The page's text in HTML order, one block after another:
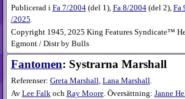
Publicerad i Fa7​/2004(del 1), Fa8​/2004(del 2), Fa
/2025.
Copyright 1945, 2025 King Features Syndicate™
Egmont / Distr by Bulls
Fantomen: Systrarna Marshall
Referenser: Greta Marshall Lana Marshall
Av Lee Falkoch Ray Moore. Översättning: Janne